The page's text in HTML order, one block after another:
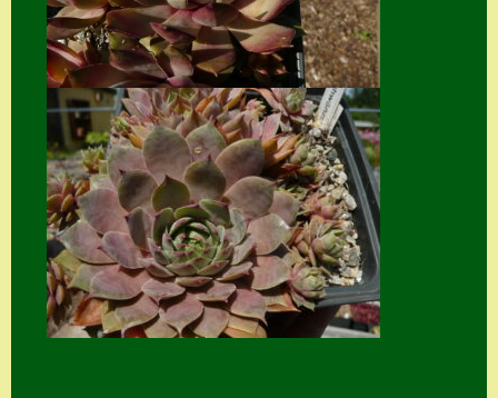
Semps von A – Z
Shop
Suche
Sue Thomas
Translator
Versand
Versand von
Semps